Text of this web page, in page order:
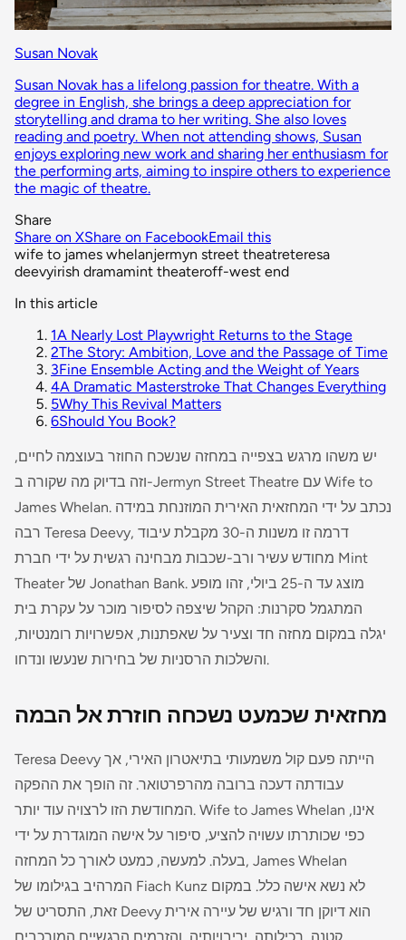
Susan Novak
Susan Novak has a lifelong passion for theatre. With a
degree in English, she brings a deep appreciation for
storytelling and drama to her writing. She also loves
reading and poetry. When not attending shows, Susan
enjoys exploring new work and sharing her enthusiasm for
the performing arts, aiming to inspire others to experience
the magic of theatre.
Share
Share on XShare on FacebookEmail this
wife to james whelanjermyn street theatreteresa
deevyirish dramamint theateroff-west end
In this article
1A Nearly Lost Playwright Returns to the Stage
2The Story: Ambition, Love and the Passage of Time
3Fine Ensemble Acting and the Weight of Years
4A Dramatic Masterstroke That Changes Everything
5Why This Revival Matters
6Should You Book?
יש משהו מרגש בצפייה במחזה שנשכח החוזר בעוצמה לחיים,
Wife to
James Whelan. נכתב על ידי המחזאית האירית המוזנחת במידה
רבה Teresa Deevy, דרמה זו משנות ה-30 מקבלת עיבוד
מחודש עשיר ורב-שכבות מבחינה רגשית על ידי חברת Mint
Theater של Jonathan Bank. מוצג עד ה-25 ביולי, זהו מופע
המתגמל סקרנות: הקהל שיצפה לסיפור מוכר על עקרת בית
יגלה במקום מחזה חד וצעיר על שאפתנות, אפשרויות רומנטיות,
והשלכות הרסניות של בחירות שנעשו ונדחו.
מחזאית שכמעט נשכחה חוזרת אל הבמה
Teresa Deevy הייתה פעם קול משמעותי בתיאטרון האירי, אך
עבודתה דעכה ברובה מהרפרטואר. זה הופך את ההפקה
המחודשת הזו לרצויה עוד יותר. Wife to James Whelan
כפי שכותרתו עשויה להציע, סיפור על אישה המוגדרת על ידי
בעלה. למעשה, כמעט לאורך כל המחזה, James Whelan
המרהיב בגילומו של Fiach Kunz לא נשא אישה כלל. במקום
זאת, התסריט של Deevy הוא דיוקן חד ורגיש של עיירה אירית